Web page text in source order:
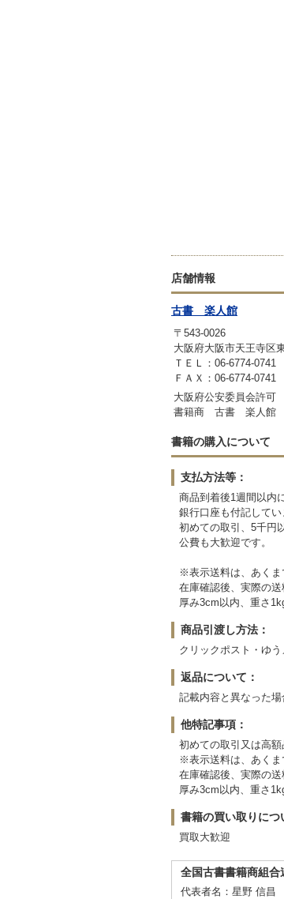
店舗情報
古書 楽人館
〒543-0026
大阪府大阪市天王寺
ＴＥＬ：06-6774-0741
ＦＡＸ：06-6774-0741
大阪府公安委員会許可
書籍商 古書 楽人館
書籍の購入について
支払方法等：
商品到着後1週間以内
銀行口座も付記してい
初めての取引、5千円
公費も大歓迎です。
※表示送料は、あくま
在庫確認後、実際の送
厚み3cm以内、重さ
商品引渡し方法：
クリックポスト・ゆ
返品について：
記載内容と異なった場
他特記事項：
初めての取引又は高
※表示送料は、あくま
在庫確認後、実際の送
厚み3cm以内、重さ
書籍の買い取りにつ
買取大歓迎
全国古書書籍商組合
代表者名：星野 信昌